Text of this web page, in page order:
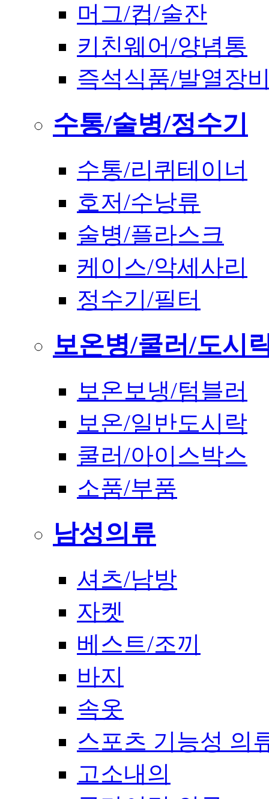
머그/컵/술잔
키친웨어/양념통
즉석식품/발열장
수통/술병/정수기
수통/리퀴테이너
호저/수낭류
술병/플라스크
케이스/악세사리
정수기/필터
보온병/쿨러/도시
보온보냉/텀블러
보온/일반도시락
쿨러/아이스박스
소품/부품
남성의류
셔츠/남방
자켓
베스트/조끼
바지
속옷
스포츠 기능성 의
고소내의